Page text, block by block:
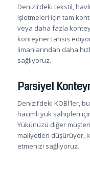
Denizli’deki tekstil,
işletmeleri için tam
veya daha fazla
konteyner tahsis
limanlarından daha
sağlıyoruz.
Parsiyel
Denizli’deki KOBİ’ler,
hacimli yük sahipleri
Yükünüzü diğer
maliyetleri düşürüyor,
etmenizi sağlıyoruz.